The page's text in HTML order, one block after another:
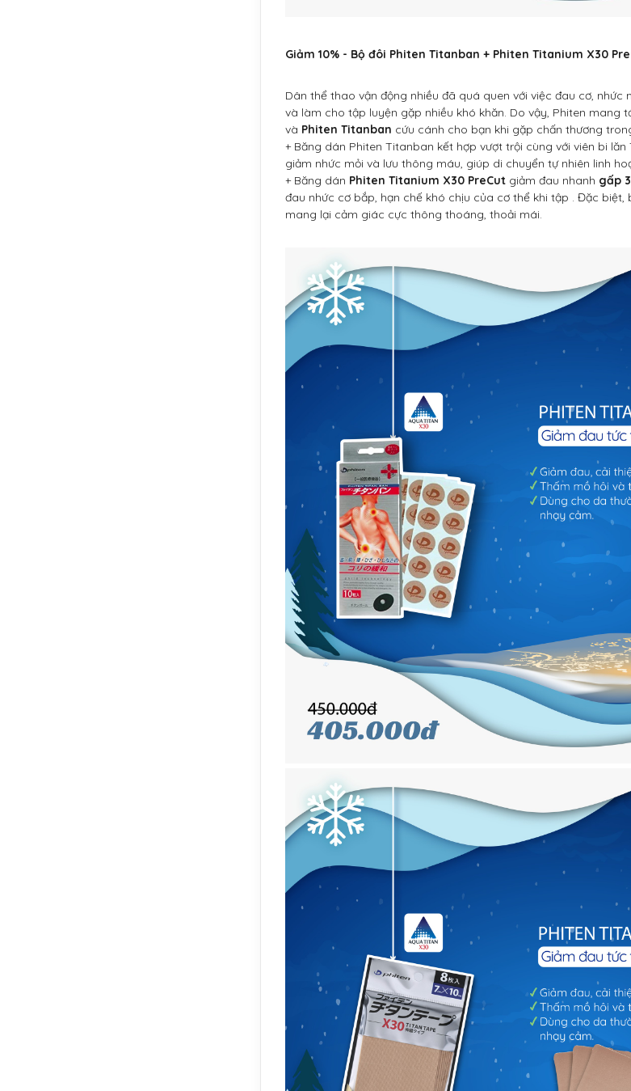
Giảm 10% - Bộ đôi Phiten Titanban + Phiten Titanium X30
Dân thể thao vận động nhiều đã quá quen với việc đau cơ, nhức
và làm cho tập luyện gặp nhiều khó khăn. Do vậy, Phiten mang
và Phiten Titanban cứu cánh cho bạn khi gặp chấn thương
+ Băng dán Phiten Titanban kết hợp vượt trội cùng với viên bi
giảm nhức mỏi và lưu thông máu, giúp di chuyển tự nhiên linh
+ Băng dán Phiten Titanium X30 PreCut giảm đau nhanh gấp
đau nhức cơ bắp, hạn chế khó chịu của cơ thể khi tập . Đặc
mang lại cảm giác cực thông thoáng, thoải mái.